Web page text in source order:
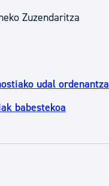
Zuzendaritza
udal ordenantza
babestekoa